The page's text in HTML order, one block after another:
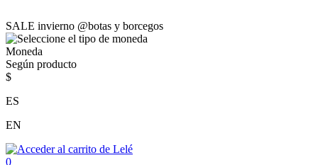
SALE invierno @botas y borcegos
Moneda
Según producto
$
ES
EN
0